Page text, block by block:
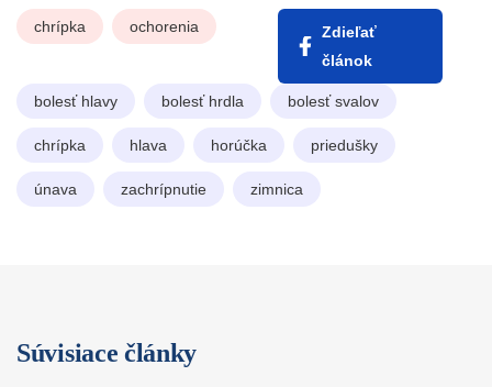
chrípka ochorenia
Zdieľať
článok
bolesť hlavy bolesť hrdla bolesť svalov
chrípka hlava horúčka priedušky
únava zachrípnutie zimnica
Súvisiace články